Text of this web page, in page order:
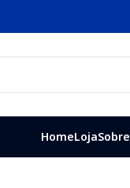
HomeLojaSobre